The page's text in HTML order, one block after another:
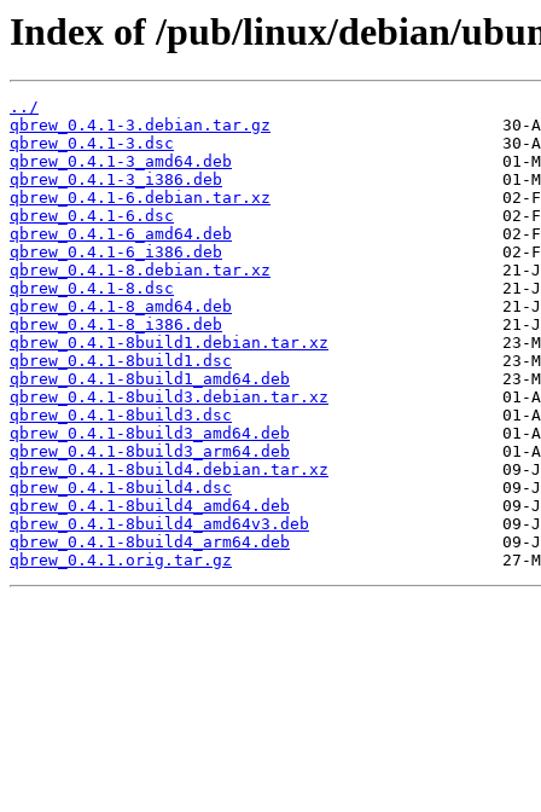
Index of /pub/linux/debian/
../
qbrew_0.4.1-3.debian.tar.gz
qbrew_0.4.1-3.dsc
qbrew_0.4.1-3_amd64.deb
qbrew_0.4.1-3_i386.deb
qbrew_0.4.1-6.debian.tar.xz
qbrew_0.4.1-6.dsc
qbrew_0.4.1-6_amd64.deb
qbrew_0.4.1-6_i386.deb
qbrew_0.4.1-8.debian.tar.xz
qbrew_0.4.1-8.dsc
qbrew_0.4.1-8_amd64.deb
qbrew_0.4.1-8_i386.deb
qbrew_0.4.1-8build1.debian.tar.xz
qbrew_0.4.1-8build1.dsc
qbrew_0.4.1-8build1_amd64.deb
qbrew_0.4.1-8build3.debian.tar.xz
qbrew_0.4.1-8build3.dsc
qbrew_0.4.1-8build3_amd64.deb
qbrew_0.4.1-8build3_arm64.deb
qbrew_0.4.1-8build4.debian.tar.xz
qbrew_0.4.1-8build4.dsc
qbrew_0.4.1-8build4_amd64.deb
qbrew_0.4.1-8build4_amd64v3.deb
qbrew_0.4.1-8build4_arm64.deb
qbrew_0.4.1.orig.tar.gz